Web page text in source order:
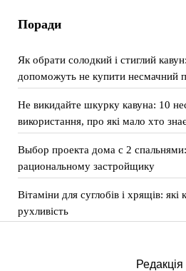
Поради
Як обрати солодкий і стиглий
допоможуть не купити несмачний
Не викидайте шкурку кавуна: 10
використання, про які мало хто знає
Выбор проекта дома с 2
рациональному застройщику
Вітаміни для суглобів і хрящів:
рухливість
Редакція